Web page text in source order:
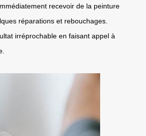
recevoir de la peinture
réparations et rebouchages.
irréprochable en faisant appel à